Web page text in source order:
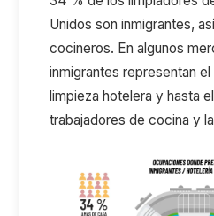
Unidos son inmigrantes,
cocineros. En algunos
inmigrantes representan
limpieza hotelera y hasta
trabajadores de cocina y